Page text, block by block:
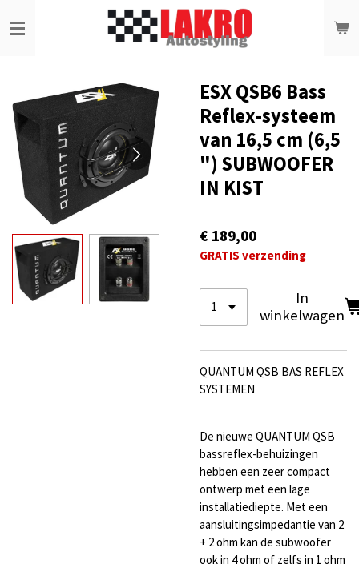
direct
ESX QSB6 Bass
Reflex-systeem
van 16,5 cm (6,5
") SUBWOOFER
IN KIST
€ 189,00
GRATIS verzending
In
winkelwagen
QUANTUM QSB BAS REFLEX
SYSTEMEN
De nieuwe QUANTUM QSB
bassreflex-behuizingen
hebben een zeer compact
ontwerp met een lage
installatiediepte. Met een
aansluitingsimpedantie van 2
+ 2 ohm kan de subwoofer
ook in 4 ohm of zelfs in 1 ohm